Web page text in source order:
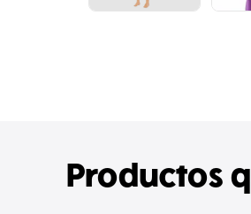
Productos